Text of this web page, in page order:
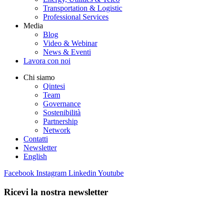
Transportation & Logistic
Professional Services
Media
Blog
Video & Webinar
News & Eventi
Lavora con noi
Chi siamo
Qintesi
Team
Governance
Sostenibilità
Partnership
Network
Contatti
Newsletter
English
Facebook Instagram Linkedin Youtube
Ricevi la nostra newsletter